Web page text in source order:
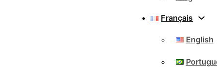
Français
English